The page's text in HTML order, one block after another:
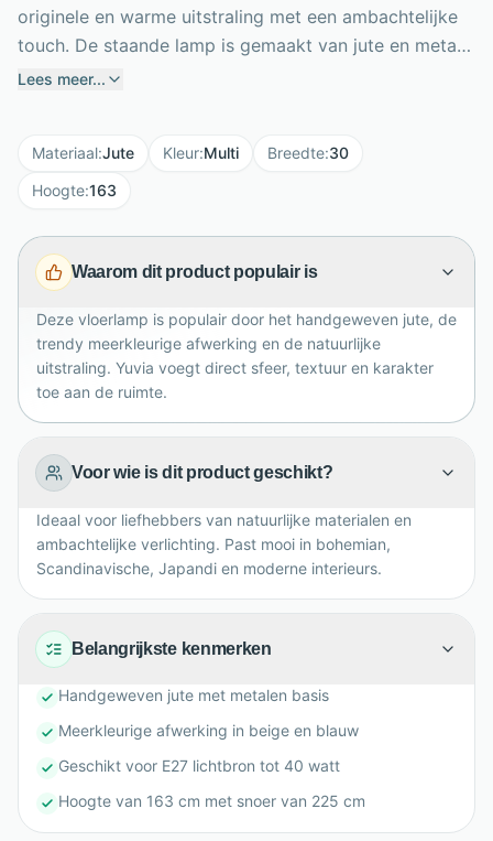
originele en warme uitstraling met een ambachtelijke
touch. De staande lamp is gemaakt van jute en metaal
en heeft handgemaakt vlechtwerk in beige en blauwe
cm is Yuvia een stijlvolle sfeermaker naast de bank,
fauteuil of in een gezellige leeshoek. De lamp is
watt. Dankzij het lange snoer van 225 cm plaats je
hem flexibel in huis.
Lees meer...
Materiaal:Jute Kleur:Multi Breedte:30
Hoogte:163
Waarom dit product populair is
Deze vloerlamp is populair door het handgeweven jute, de
trendy meerkleurige afwerking en de natuurlijke
uitstraling. Yuvia voegt direct sfeer, textuur en karakter
toe aan de ruimte.
Voor wie is dit product geschikt?
Ideaal voor liefhebbers van natuurlijke materialen en
ambachtelijke verlichting. Past mooi in bohemian,
Scandinavische, Japandi en moderne interieurs.
Belangrijkste kenmerken
Handgeweven jute met metalen basis
Meerkleurige afwerking in beige en blauw
Geschikt voor E27 lichtbron tot 40 watt
Hoogte van 163 cm met snoer van 225 cm